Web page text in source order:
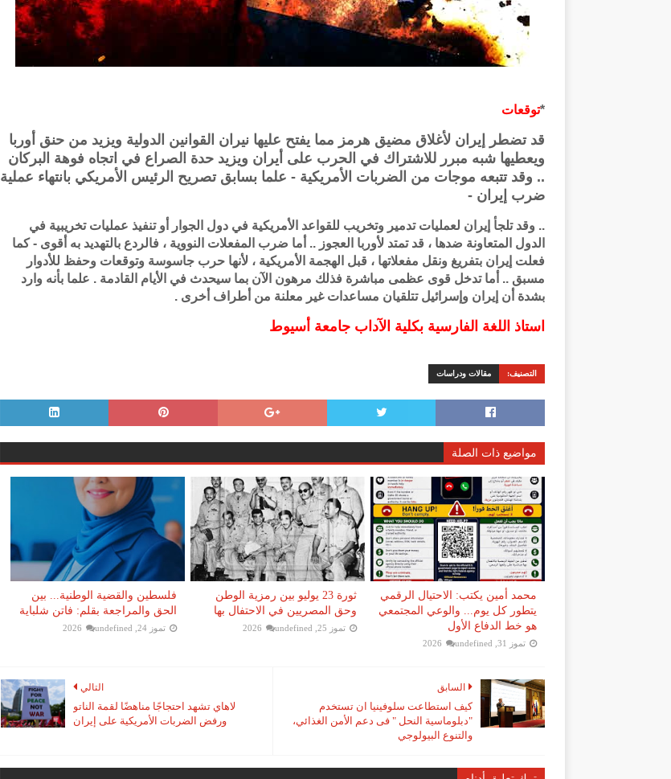
*توقعات
قد تضطر إيران لأغلاق مضيق هرمز مما يفتح عليها نيران القوانين الدولية ويزيد من حنق أوربا
ويعطيها شبه مبرر للاشتراك في الحرب على أيران ويزيد حدة الصراع في اتجاه فوهة البركان
.. وقد تتبعه موجات من الضربات الأمريكية - علما بسابق تصريح الرئيس الأمريكي بانتهاء عملية
ضرب إيران -
.. وقد تلجأ إيران لعمليات تدمير وتخريب للقواعد الأمريكية في دول الجوار أو تنفيذ عمليات تخريبية في
الدول المتعاونة ضدها ، قد تمتد لأوربا العجوز .. أما ضرب المفعلات النووية ، فالردع بالتهديد به أقوى - كما
فعلت إيران بتفريغ ونقل مفعلاتها ، قبل الهجمة الأمريكية ، لأنها حرب جاسوسة وتوقعات وحفظ للأدوار
مسبق .. أما تدخل قوى عظمى مباشرة فذلك مرهون الآن بما سيحدث في الأيام القادمة . علما بأنه وارد
بشدة أن إيران وإسرائيل تتلقيان مساعدات غير معلنة من أطراف أخرى .
استاذ اللغة الفارسية بكلية الآداب جامعة أسيوط
التصنيف: مقالات ودراسات
مواضيع ذات الصلة
محمد أمين يكتب: الاحتيال الرقمي
يتطور كل يوم... والوعي المجتمعي
هو خط الدفاع الأول
تموز 31, 2026 undefined
ثورة 23 يوليو بين رمزية الوطن
وحق المصريين في الاحتفال بها
تموز 25, 2026 undefined
فلسطين والقضية الوطنية... بين
الحق والمراجعة بقلم: فاتن شلباية
تموز 24, 2026 undefined
التالي
لاهاي تشهد احتجاجًا مناهضًا لقمة الناتو
ورفض الضربات الأمريكية على إيران
السابق
كيف استطاعت سلوفينيا ان تستخدم
"دبلوماسية النحل " فى دعم الأمن الغذائي،
والتنوع البيولوجي